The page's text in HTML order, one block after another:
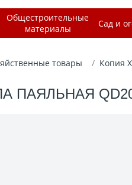
Общестроительные
материалы
Сад и
товары Копия
ПАЯЛЬНАЯ